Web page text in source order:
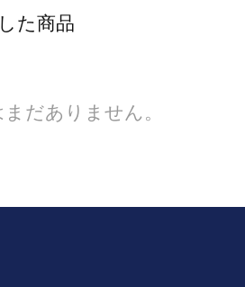
た商品
だありません。